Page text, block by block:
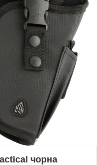
чорна